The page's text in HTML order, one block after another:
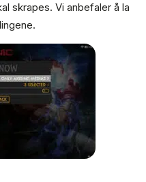
skrapes. Vi anbefaler å la